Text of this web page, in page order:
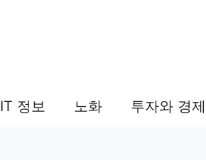
IT 정보 노화 투자와 경제